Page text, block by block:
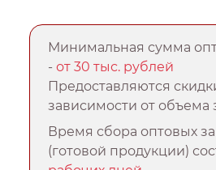
Минимальная сумма
-от 30 тыс. рублей
Предоставляются
зависимости от объема
Время сбора оптовых
(готовой продукции)